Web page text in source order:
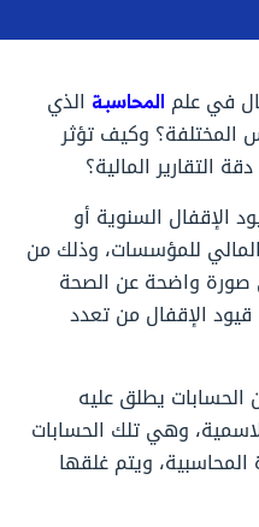
في علم المحاسبة الذي
المختلفة؟ وكيف تؤثر
التقارير المالية؟
الإقفال السنوية أو
للمؤسسات، وذلك من
صورة واضحة عن الصحة
الإقفال من تعدد
يطلق عليه
وهي تلك الحسابات
ويتم غلقها